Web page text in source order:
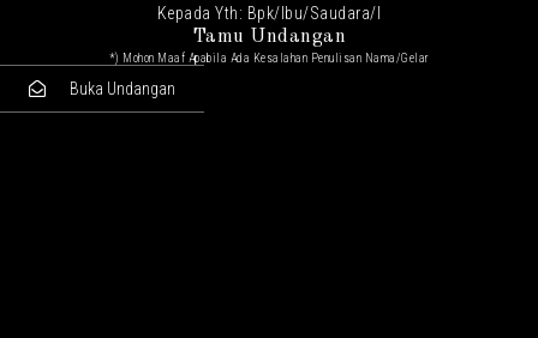
Kepada Yth: Bpk/Ibu/Saudara/I
Tamu Undangan
*) Mohon Maaf Apabila Ada Kesalahan Penulisan Nama/gelar
Buka Undangan